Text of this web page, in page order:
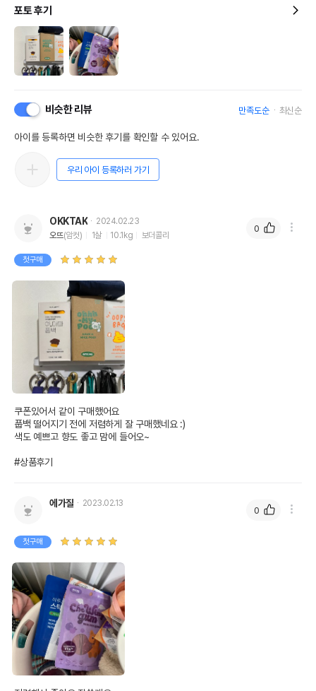
포토 후기
비슷한 리뷰 만족도순 최신순
아이를 등록하면 비슷한 후기를 확인할 수 있어요.
우리 아이 등록하러 가기
OKKTAK
2024.02.23
오뜨(암컷) 1살 10.1kg 보더콜리
첫구매
쿠폰있어서 같이 구매했어요
풉백 떨어지기 전에 저렴하게 잘 구매했네요 :)
색도 예쁘고 향도 좋고 맘에 들어오~
#상품후기
0
에가질 2023.02.13
첫구매
0